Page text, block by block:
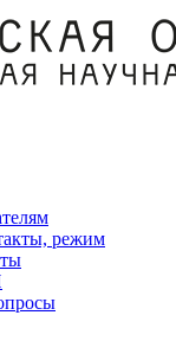
режим